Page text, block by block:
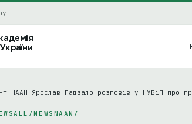
НААН Ярослав Гадзало розповів у НУБіП про
NEWSNAAN/